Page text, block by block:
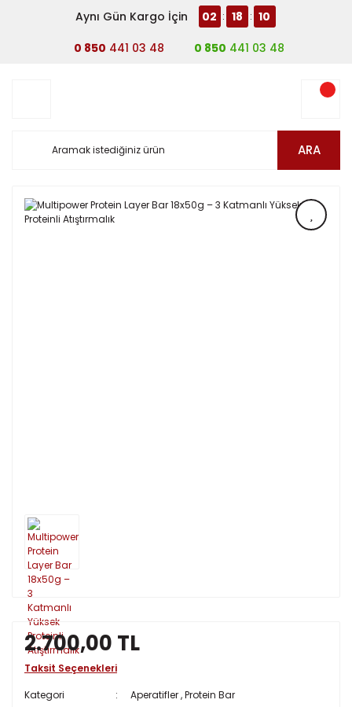
Aynı Gün Kargo İçin 02 : 18 : 10
0 850 441 03 48 0 850 441 03 48
ARA
2.700,00 TL
Taksit Seçenekleri
Kategori
Aperatifler,Protein Bar